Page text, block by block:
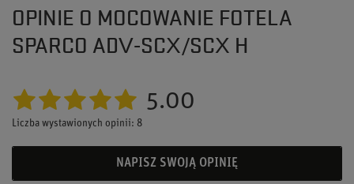
OPINIE O MOCOWANIE FOTELA
SPARCO ADV-SCX/SCX H
5.00
Liczba wystawionych opinii: 8
NAPISZ SWOJĄ OPINIĘ